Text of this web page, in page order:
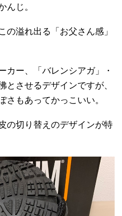
んじ。
の溢れ出る「お父さん感」
カー、「バレンシアガ」・
とさせるデザインですが、
さもあってかっこいい。
の切り替えのデザインが特